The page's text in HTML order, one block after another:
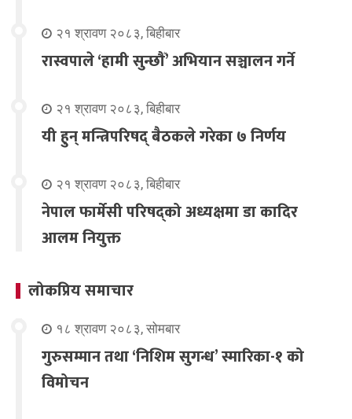
२१ श्रावण २०८३, बिहीबार
रास्वपाले ‘हामी सुन्छौँ’ अभियान सञ्चालन गर्ने
२१ श्रावण २०८३, बिहीबार
यी हुन् मन्त्रिपरिषद् बैठकले गरेका ७ निर्णय
२१ श्रावण २०८३, बिहीबार
नेपाल फार्मेसी परिषद्को अध्यक्षमा डा कादिर
आलम नियुक्त
लोकप्रिय समाचार
१८ श्रावण २०८३, सोमबार
गुरुसम्मान तथा ‘निशिम सुगन्ध’ स्मारिका-१ को
विमोचन